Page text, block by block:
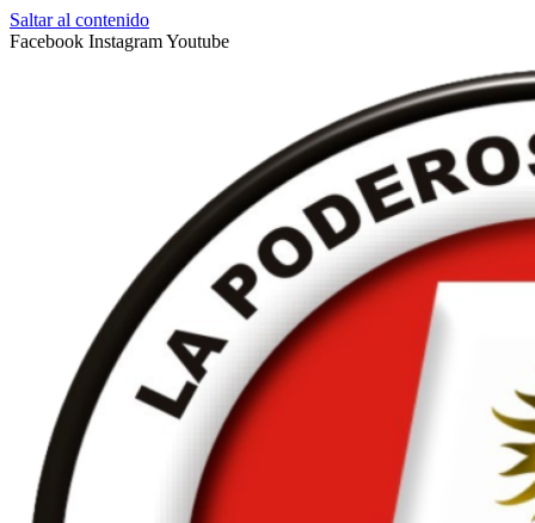
Saltar al contenido
Facebook InstagramYoutube